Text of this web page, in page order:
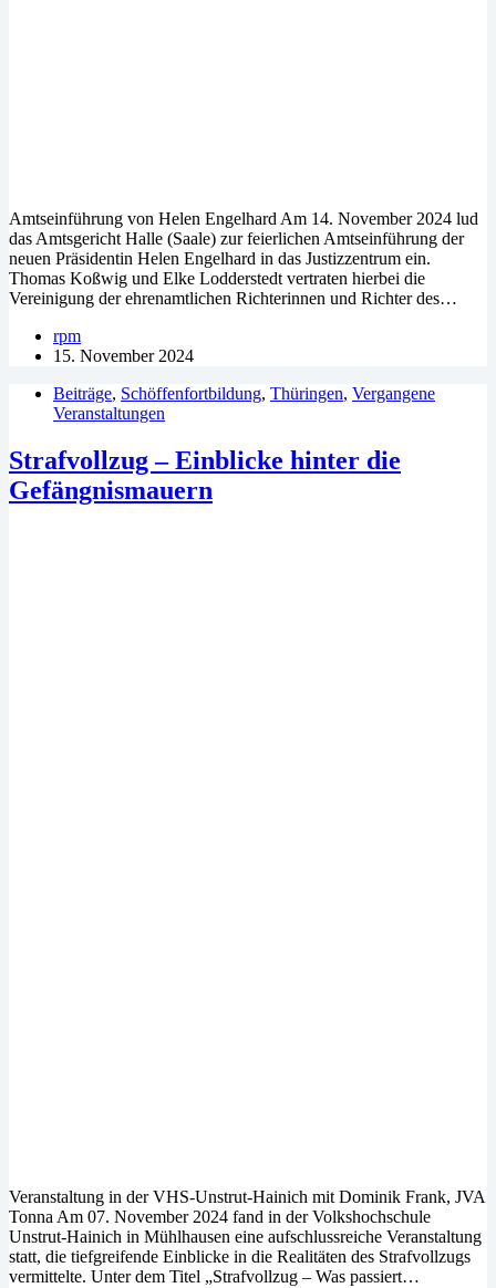
Amtseinführung von Helen Engelhard Am 14. November 2024 lud
das Amtsgericht Halle (Saale) zur feierlichen Amtseinführung der
neuen Präsidentin Helen Engelhard in das Justizzentrum ein.
Thomas Koßwig und Elke Lodderstedt vertraten hierbei die
Vereinigung der ehrenamtlichen Richterinnen und Richter des…
rpm
15. November 2024
Beiträge, Schöffenfortbildung, Thüringen, Vergangene
Veranstaltungen
Strafvollzug – Einblicke hinter die
Gefängnismauern
Veranstaltung in der VHS-Unstrut-Hainich mit Dominik Frank, JVA
Tonna Am 07. November 2024 fand in der Volkshochschule
Unstrut-Hainich in Mühlhausen eine aufschlussreiche Veranstaltung
statt, die tiefgreifende Einblicke in die Realitäten des Strafvollzugs
vermittelte. Unter dem Titel „Strafvollzug – Was passiert…